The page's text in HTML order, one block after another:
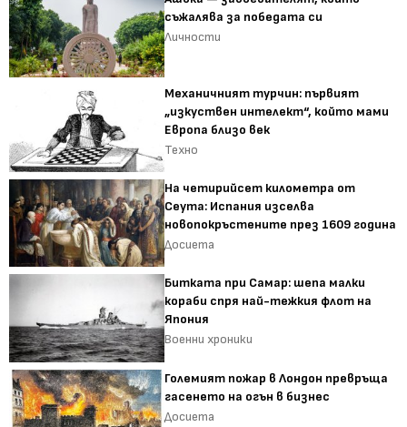
съжалява за победата си
Личности
Механичният турчин: първият
„изкуствен интелект“, който мами
Европа близо век
Техно
На четирийсет километра от
Сеута: Испания изселва
новопокръстените през 1609 година
Досиета
Битката при Самар: шепа малки
кораби спря най-тежкия флот на
Япония
Военни хроники
Големият пожар в Лондон превръща
гасенето на огън в бизнес
Досиета